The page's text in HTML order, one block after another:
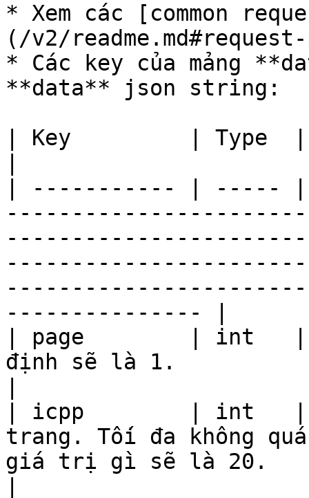
* Xem các [common
(/v2/
* Các key của mảng
**data** json string:
| Key         | Type  |
| ----------- | -----
--------------- |
| page        | int   |
định sẽ là 1.
| icpp        | int   |
trang. Tối đa không
giá trị gì sẽ là 20.